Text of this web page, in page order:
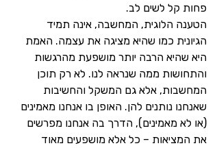
פחות קל לשים לב.
הטענה הלוגית, המחשבה, אינה תמיד
הגיונית כמו שהיא מציגה את עצמה. האמת
היא שהיא הרבה יותר מושפעת מהרגשות
והתחושות ממה שנראה לנו. לא רק תוכן
המחשבות, אלא גם המשקל והחשיבות
שאנחנו נותנים להן. האופן בו אנחנו מאמינים
(או לא מאמינים), הדרך בה אנחנו מפרשים
את המציאות – כל אלא מושפעים מאוד